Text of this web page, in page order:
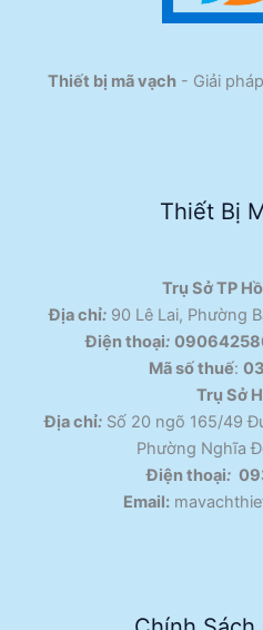
Thiết bị mã vạch - Giải
Thiết Bị
Trụ Sở TP
Địa chỉ:90 Lê Lai, Phường
Điện thoại:
Mã số thuế:
Trụ Sở
Địa chỉ: Số 20 ngõ 165/49
Phường Nghĩa
Điện thoại:
Email: